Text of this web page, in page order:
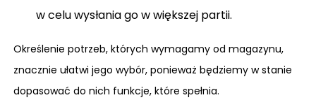
w celu wysłania go w większej partii.
Określenie potrzeb, których wymagamy od magazynu,
znacznie ułatwi jego wybór, ponieważ będziemy w stanie
dopasować do nich funkcje, które spełnia.